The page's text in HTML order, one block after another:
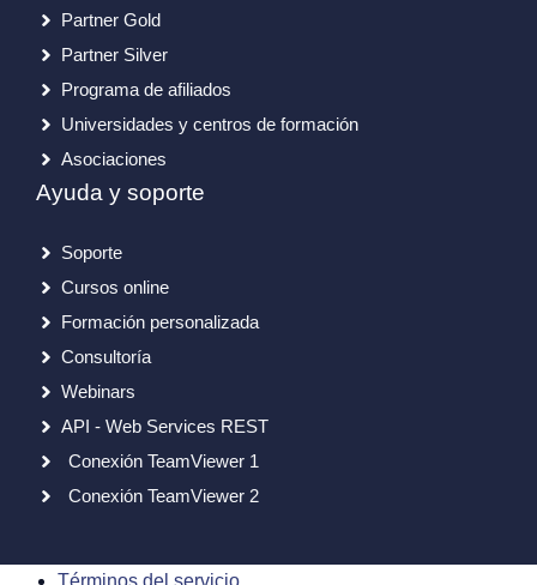
Partner Gold
Partner Silver
Programa de afiliados
Universidades y centros de formación
Asociaciones
Ayuda y soporte
Soporte
Cursos online
Formación personalizada
Consultoría
Webinars
API - Web Services REST
Conexión TeamViewer 1
Conexión TeamViewer 2